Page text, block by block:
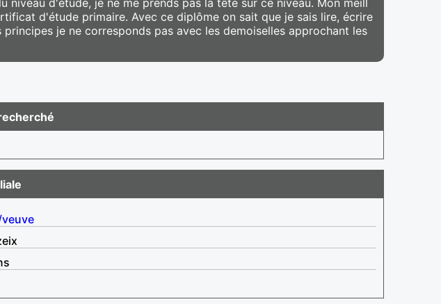
d'étude primaire. Avec ce diplôme on sait que je sais lire, écrire
je ne corresponds pas avec les demoiselles approchant les